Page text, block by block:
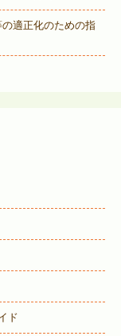
適正化のための指
ド